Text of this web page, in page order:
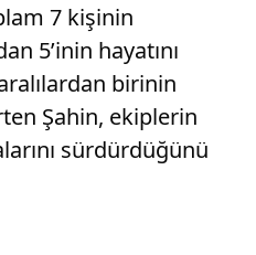
7 kişinin
5’inin hayatını
birinin
Şahin, ekiplerin
sürdürdüğünü